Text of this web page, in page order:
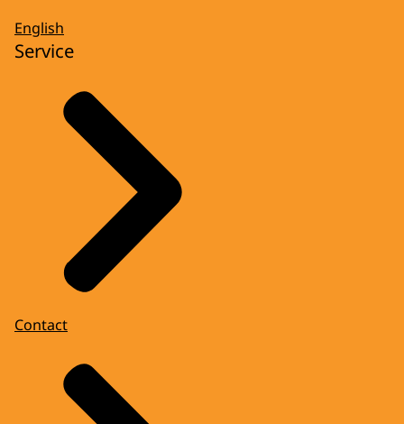
English
Service
Contact